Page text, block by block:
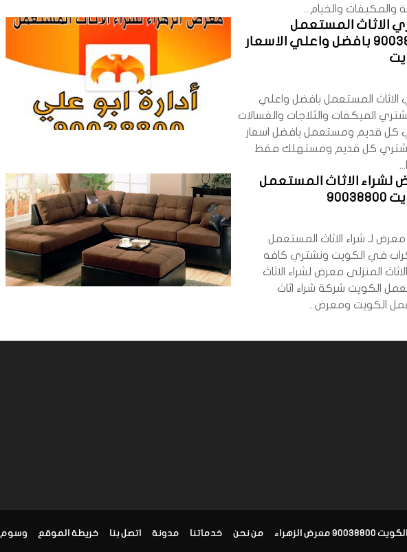
والمكيفات والخيام...
الاثاث المستعمل
90038800 بافضل واعلي الاسعار
الاثاث المستعمل بافضل واعلي
الميكفات والثلاجات والغسالات
كل قديم ومستعمل بافضل اسعار
نشتري كل قديم ومستهلك فقط
لشراء الاثاث المستعمل
لـ شراء الاثاث المستعمل
في الكويت ونشتري كافه
قطع الاثاث المنزلى معرض لشراء الاثاث
الكويت شركة شراء اثاث
الكويت ومعرض...
الزهراء من نحن خدماتنا مدونة اتصل بنا خريطة الموقع وسوم